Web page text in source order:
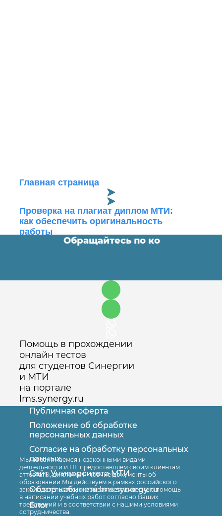
Главная страница
Проверка на плагиат диплом МТИ:
как обеспечить оригинальность
работы
работы. Обращайтесь по контактам ⬇️
Помощь в прохождении
онлайн тестов
для студентов Синергии
и МТИ
на портале
lms.synergy.ru
Оставить заявку
Публичная оферта
Положение об обработке
персональных данных
Согласие на обработку персональных
данных
Сайт Университета МТИ
Обзор кабинета lms.synergy.ru
Блог
Мы не занимаемся незаконными видами
деятельности и НЕ предоставляем своим клиентам
аттестаты, дипломы и прочие документы об
образовании.Мы действуем в рамках российского
законодательства, оказывая методическую помощь
в написании учебных работ согласно Ваших
требований и в соответствии с нашими условиями
сотрудничества.